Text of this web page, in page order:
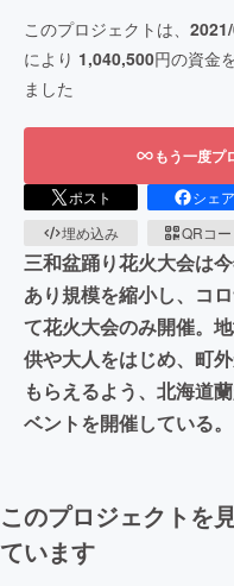
このプロジェクトは、
により 1,040,500円の資金
ました
もう一度プ
ポスト シェア
埋め込み
QRコー
三和盆踊り花火大会は
あり規模を縮小し、コ
て花火大会のみ開催。
供や大人をはじめ、町
もらえるよう、北海道
ベントを開催している。
このプロジェクトを
ています